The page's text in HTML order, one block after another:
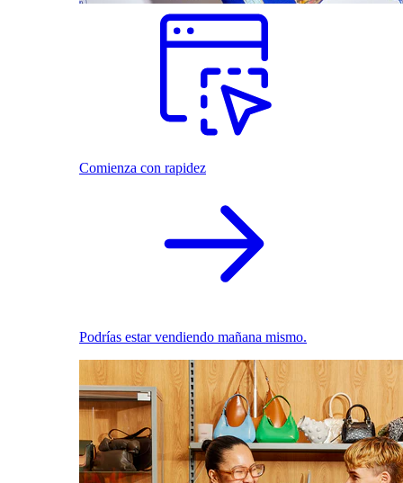
Comienza con rapidez
Podrías estar vendiendo mañana mismo.